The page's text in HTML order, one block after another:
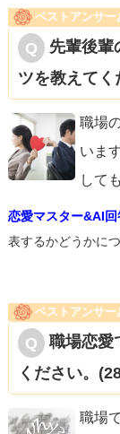
ベストアンサー
先輩後輩
ツを教えてく
職場
いま
して
恋愛マスター&AI回
表するかどうかに
ベストアンサー
職場恋愛
ください。
職場